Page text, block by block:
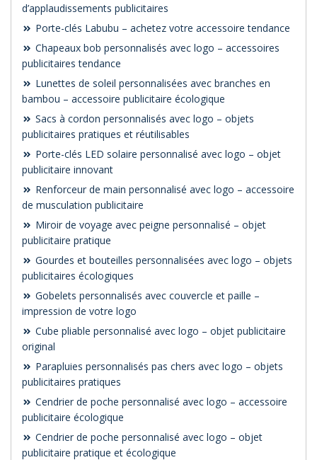
d’applaudissements publicitaires
Porte-clés Labubu – achetez votre accessoire tendance
Chapeaux bob personnalisés avec logo – accessoires
publicitaires tendance
Lunettes de soleil personnalisées avec branches en
bambou – accessoire publicitaire écologique
Sacs à cordon personnalisés avec logo – objets
publicitaires pratiques et réutilisables
Porte-clés LED solaire personnalisé avec logo – objet
publicitaire innovant
Renforceur de main personnalisé avec logo – accessoire
de musculation publicitaire
Miroir de voyage avec peigne personnalisé – objet
publicitaire pratique
Gourdes et bouteilles personnalisées avec logo – objets
publicitaires écologiques
Gobelets personnalisés avec couvercle et paille –
impression de votre logo
Cube pliable personnalisé avec logo – objet publicitaire
original
Parapluies personnalisés pas chers avec logo – objets
publicitaires pratiques
Cendrier de poche personnalisé avec logo – accessoire
publicitaire écologique
Cendrier de poche personnalisé avec logo – objet
publicitaire pratique et écologique